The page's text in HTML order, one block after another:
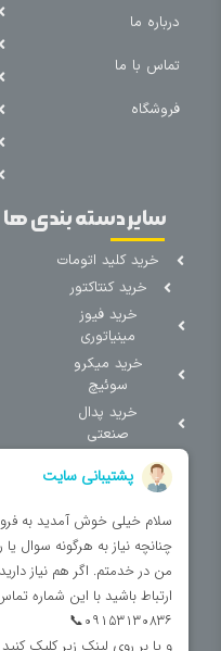
درباره ما
تماس با ما
فروشگاه
سایر دسته بندی ها
خرید کلید اتومات
خرید کنتاکتور
خرید فیوز
مینیاتوری
خرید میکرو
سوئیچ
خرید پدال
صنعتی